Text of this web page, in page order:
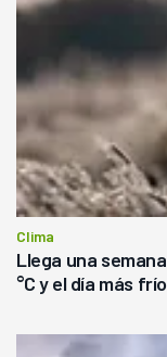
Clima
Llega una
°C y el día más